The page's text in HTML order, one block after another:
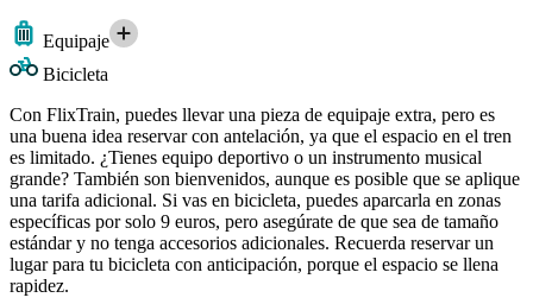
Equipaje
Bicicleta
Con FlixTrain, puedes llevar una pieza de equipaje extra, pero es
una buena idea reservar con antelación, ya que el espacio en el tren
es limitado. ¿Tienes equipo deportivo o un instrumento musical
grande? También son bienvenidos, aunque es posible que se aplique
una tarifa adicional. Si vas en bicicleta, puedes aparcarla en zonas
específicas por solo 9 euros, pero asegúrate de que sea de tamaño
estándar y no tenga accesorios adicionales. Recuerda reservar un
lugar para tu bicicleta con anticipación, porque el espacio se llena
rapidez.